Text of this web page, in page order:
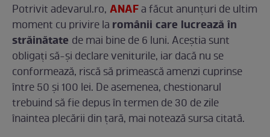
Potrivit adevarul.ro, ANAFa făcut anunțuri de ultim
moment cu privire la românii care lucrează în
străinătate de mai bine de 6 luni. Aceștia sunt
obligați să-și declare veniturile, iar dacă nu se
conformează, riscă să primească amenzi cuprinse
între 50 şi 100 lei. De asemenea, chestionarul
trebuind să fie depus în termen de 30 de zile
înaintea plecării din ţară, mai notează sursa citată.